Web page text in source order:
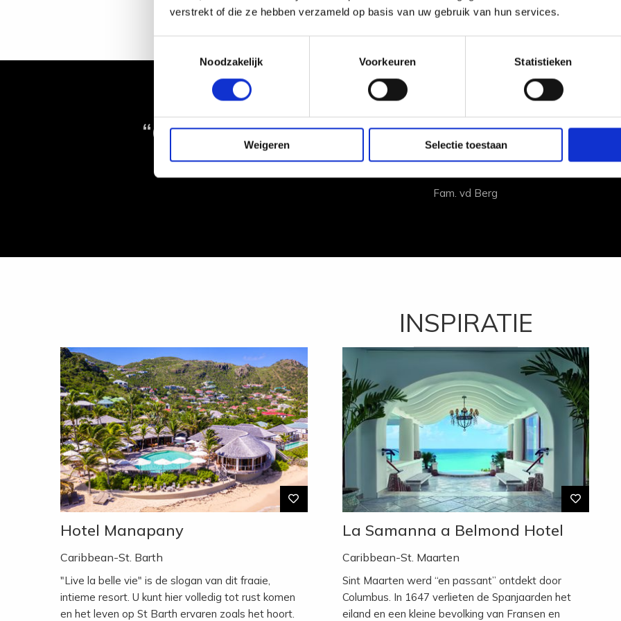
verstrekt of die ze hebben verzameld op basis van uw gebruik van hun services.
Noodzakelijk
Voorkeuren Statistieken
Weigeren Selectie toestaan
“Geweldige vakantie gehad, goed
met de services van Executive VIP
Fam. vd Berg
INSPIRATIE
Hotel Manapany
Caribbean-St. Barth
"Live la belle vie" is de slogan van dit fraaie,
intieme resort. U kunt hier volledig tot rust komen
en het leven op St Barth ervaren zoals het hoort.
La Samanna a Belmond Hotel
Caribbean-St. Maarten
Sint Maarten werd “en passant” ontdekt door
Columbus. In 1647 verlieten de Spanjaarden het
eiland en een kleine bevolking van Fransen en